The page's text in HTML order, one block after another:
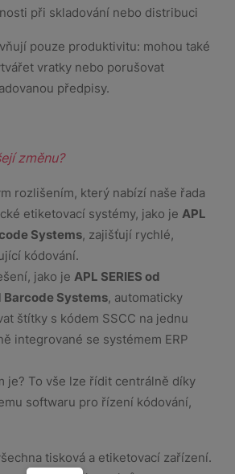
při skladování nebo distribuci
pouze produktivitu: mohou také
vratky nebo porušovat
předpisy.
změnu?
rozlišením, který nabízí naše řada
etiketovací systémy, jako je APL
Systems, zajišťují rychlé,
kódování.
jako je APL SERIES od
Systems, automaticky
štítky s kódem SSCC na jednu
integrované se systémem ERP
je? To vše lze řídit centrálně díky
softwaru pro řízení kódování,
tisková a etiketovací zařízení.